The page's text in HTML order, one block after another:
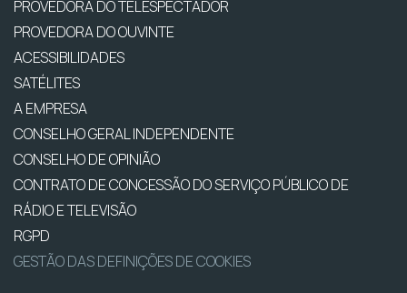
PROVEDORA DO TELESPECTADOR
PROVEDORA DO OUVINTE
ACESSIBILIDADES
SATÉLITES
A EMPRESA
CONSELHO GERAL INDEPENDENTE
CONSELHO DE OPINIÃO
CONTRATO DE CONCESSÃO DO SERVIÇO PÚBLICO DE
RÁDIO E TELEVISÃO
RGPD
GESTÃO DAS DEFINIÇÕES DE COOKIES